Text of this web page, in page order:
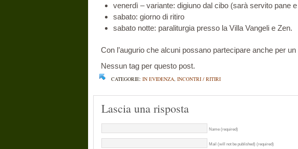
venerdì – variante: digiuno dal cibo (sarà servito pane
sabato: giorno di ritiro
sabato notte: paraliturgia presso la Villa Vangeli e Zen.
Con l’augurio che alcuni possano partecipare anche per
Nessun tag per questo post.
CATEGORIE: IN EVIDENZA, INCONTRI / RITIRI
Lascia una risposta
Name (required)
Mail (will not be published) (required)